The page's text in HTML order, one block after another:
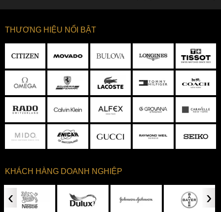
THƯƠNG HIỆU NỔI BẬT
KHÁCH HÀNG DOANH NGHIỆP
‹ ›